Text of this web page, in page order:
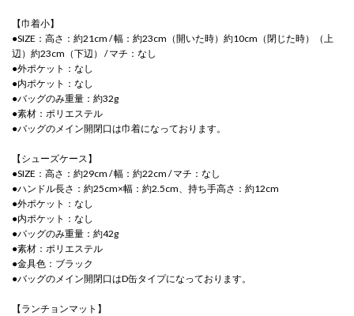
【巾着小】
●SIZE：高さ：約21cm / 幅：約23cm（開いた時）約10cm（閉じた時）（上
辺）約23cm（下辺） / マチ：なし
●外ポケット：なし
●内ポケット：なし
●バッグのみ重量：約32g
●素材：ポリエステル
●バッグのメイン開閉口は巾着になっております。
【シューズケース】
●SIZE：高さ：約29cm / 幅：約22cm / マチ：なし
●ハンドル長さ：約25cm×幅：約2.5cm、持ち手高さ：約12cm
●外ポケット：なし
●内ポケット：なし
●バッグのみ重量：約42g
●素材：ポリエステル
●金具色：ブラック
●バッグのメイン開閉口はD缶タイプになっております。
【ランチョンマット】